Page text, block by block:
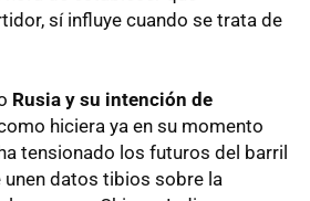
sí influye cuando se trata de
Rusia y su intención de
hiciera ya en su momento
tensionado los futuros del barril
unen datos tibios sobre la